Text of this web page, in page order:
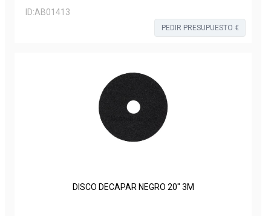
ID:AB01413
PEDIR PRESUPUESTO €
DISCO DECAPAR NEGRO 20" 3M